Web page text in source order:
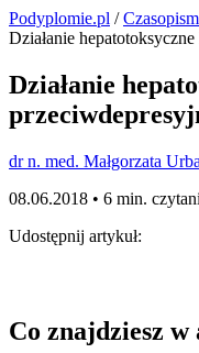
Podyplomie.pl /
Działanie
Działanie
dr n. med. Małgorzata
08.06.2018 • 6 min.
Udostępnij artykuł:
Co znajdziesz